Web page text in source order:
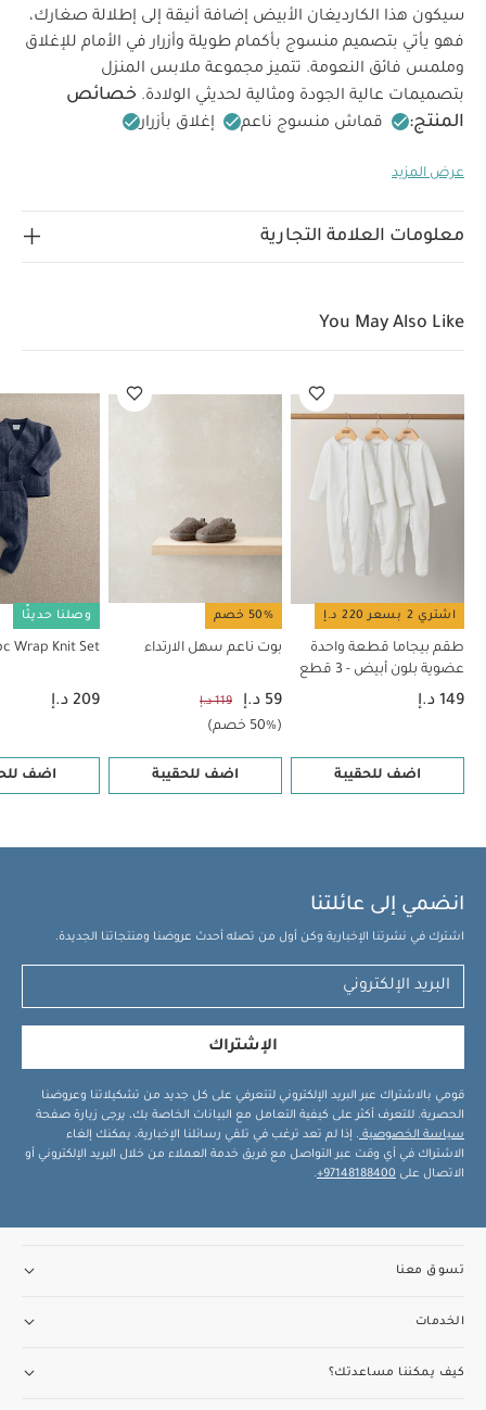
سيكون هذا الكارديغان الأبيض إضافة أنيقة إلى إطلالة صغارك،
فهو يأتي بتصميم منسوج بأكمام طويلة وأزرار في الأمام للإغلاق
وملمس فائق النعومة. تتميز مجموعة ملابس المنزل
بتصميمات عالية الجودة ومثالية لحديثي الولادة. خصائص
المنتج:
قماش منسوج ناعم
إغلاق بأزرار
النارالخامات:
40 درجة مئوية
ممنوع استخدام المبيضات
Knit Cardi & Legging Set
عرض المزيد
معلومات العلامة التجارية
You May Also Like
اشتري 2 بسعر 220 د.إ
طقم بيجاما قطعة واحدة
عضوية بلون أبيض - 3 قطع
149 د.إ
اضف للحقيبة
50% خصم
بوت ناعم سهل الارتداء
59 د.إ 119 د.إ
(50% خصم)
اضف للحقيبة
وصلنا حديثًا
Wrap Knit Set
209 د.إ
اضف
انضمي إلى عائلتنا
اشترك في نشرتنا الإخبارية وكن أول من تصله أحدث عروضنا ومنتجاتنا الجديدة.
الإشتراك
قومي بالاشتراك عبر البريد الإلكتروني لتتعرفي على كل جديد من تشكيلاتنا وعروضنا
الحصرية. للتعرف أكثر على كيفية التعامل مع البيانات الخاصة بك، يرجى زيارة صفحة
سياسة الخصوصية . إذا لم تعد ترغب في تلقي رسائلنا الإخبارية، يمكنك إلغاء
الاشتراك في أي وقت عبر التواصل مع فريق خدمة العملاء من خلال البريد الإلكتروني أو
الاتصال على 97148188400+
.
تسوق معنا
الخدمات
كيف يمكننا مساعدتك؟